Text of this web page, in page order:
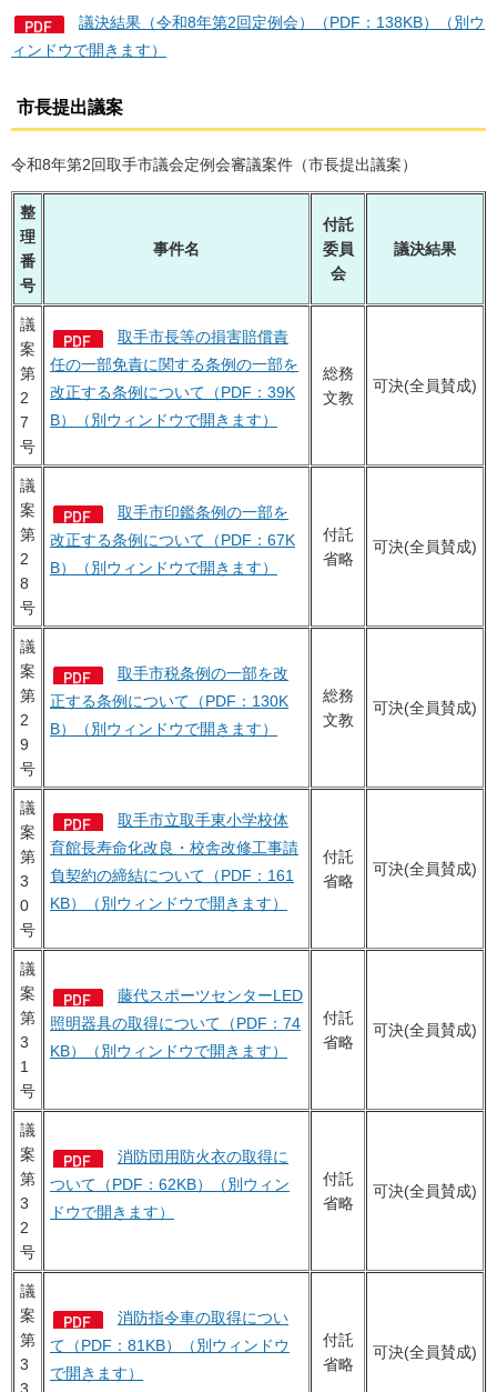
議決結果（令和8年第2回定例会）（PDF：138KB）（別ウ
ィンドウで開きます）
市長提出議案
令和8年第2回取手市議会定例会審議案件（市長提出議案）
整
理
番
号
事件名
付託
委員
会
議決結果
議
案
第
2
7
号
取手市長等の損害賠償責
任の一部免責に関する条例の一部を
改正する条例について（PDF：39K
B）（別ウィンドウで開きます）
総務
文教
可決(全員賛成)
議
案
第
2
8
号
取手市印鑑条例の一部を
改正する条例について（PDF：67K
B）（別ウィンドウで開きます）
付託
省略
可決(全員賛成)
議
案
第
2
9
号
取手市税条例の一部を改
正する条例について（PDF：130K
B）（別ウィンドウで開きます）
総務
文教
可決(全員賛成)
議
案
第
3
0
号
取手市立取手東小学校体
育館長寿命化改良・校舎改修工事請
負契約の締結について（PDF：161
KB）（別ウィンドウで開きます）
付託
省略
可決(全員賛成)
議
案
第
3
1
号
藤代スポーツセンターLED
照明器具の取得について（PDF：74
KB）（別ウィンドウで開きます）
付託
省略
可決(全員賛成)
議
案
第
3
2
号
消防団用防火衣の取得に
ついて（PDF：62KB）（別ウィン
ドウで開きます）
付託
省略
可決(全員賛成)
議
案
第
3
3
消防指令車の取得につい
て（PDF：81KB）（別ウィンドウ
で開きます）
付託
省略
可決(全員賛成)